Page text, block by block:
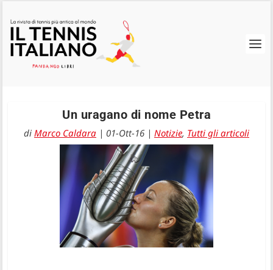
Un uragano di nome Petra
di Marco Caldara | 01-Ott-16 | Notizie, Tutti gli articoli